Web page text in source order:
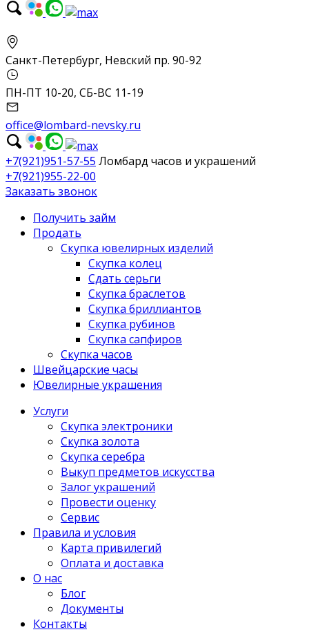
Санкт-Петербург, Невский пр. 90-92
ПН-ПТ 10-20, СБ-ВС 11-19
office@lombard-nevsky.ru
+7(921)951-57-55 Ломбард часов и украшений
+7(921)955-22-00
Заказать звонок
Получить займ
Продать
Скупка ювелирных изделий
Скупка колец
Сдать серьги
Скупка браслетов
Скупка бриллиантов
Скупка рубинов
Скупка сапфиров
Скупка часов
Швейцарские часы
Ювелирные украшения
Услуги
Скупка электроники
Скупка золота
Скупка серебра
Выкуп предметов искусства
Залог украшений
Провести оценку
Сервис
Правила и условия
Карта привилегий
Оплата и доставка
О нас
Блог
Документы
Контакты